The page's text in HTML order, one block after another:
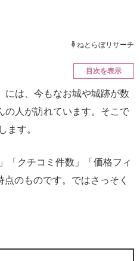
エネル
ねとらぼリサーチ
目次を表示
は、今もなお城や城跡が数
の人が訪れています。そこで
ます。
「クチコミ件数」「価格フィ
のものです。ではさっそく